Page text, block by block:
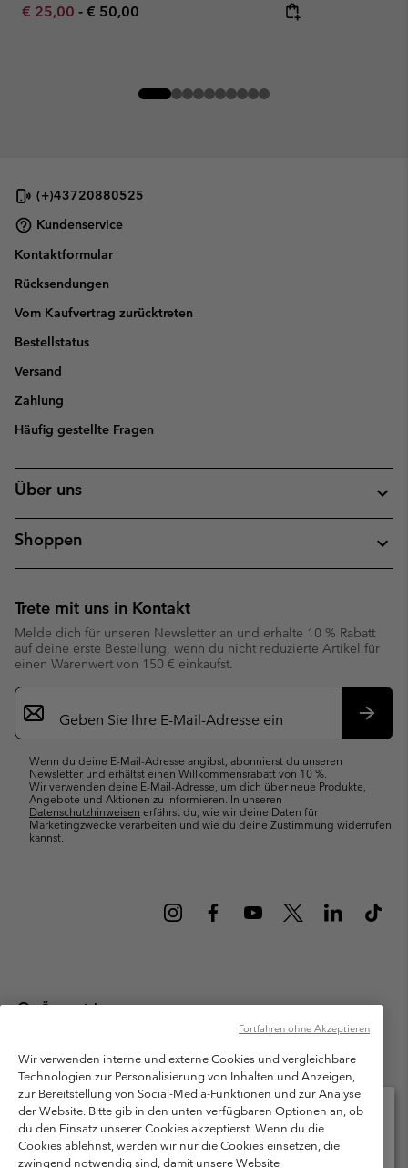
Minimum sale price:
€ 25,00 - Maximum price:
€ 50,00
(+)43720880525
Kundenservice
Kontaktformular
Rücksendungen
Vom Kaufvertrag zurücktreten
Bestellstatus
Versand
Zahlung
Häufig gestellte Fragen
Über uns
Shoppen
Trete mit uns in Kontakt
Melde dich für unseren Newsletter an und erhalte 10 % Rabatt
auf deine erste Bestellung, wenn du nicht reduzierte Artikel für
einen Warenwert von 150 € einkaufst.
Newsletter-
Anmeldung
Wenn du deine E-Mail-Adresse angibst, abonnierst du unseren
Newsletter und erhältst einen Willkommensrabatt von 10 %.
Wir verwenden deine E-Mail-Adresse, um dich über neue Produkte,
Angebote und Aktionen zu informieren. In unseren
Datenschutzhinweisen erfährst du, wie wir deine Daten für
Marketingzwecke verarbeiten und wie du deine Zustimmung widerrufen
kannst.
Österreich
Columbia Sportswear Austria GmbH. Moosfeldstraße 1, 5101
Bergheim, Salzburg Österreich. Alle Rechte vorbehalten.
Nutzungsbedingungen
Allgemeine Verkaufsbedingungen
Garantie
Datenschutzerklärung
Bestimmungen und Bedingungen des Mitglieder Programms
Wir verwenden interne und externe Cookies und vergleichbare
Technologien zur Personalisierung von Inhalten und Anzeigen,
zur Bereitstellung von Social-Media-Funktionen und zur Analyse
der Website. Bitte gib in den unten verfügbaren Optionen an, ob
du den Einsatz unserer Cookies akzeptierst. Wenn du die
Cookies ablehnst, werden wir nur die Cookies einsetzen, die
zwingend notwendig sind, damit unsere Website
Fortfahren ohne Akzeptieren
Bitte wählen Sie Ihr Lieferland und Ihre Sprache